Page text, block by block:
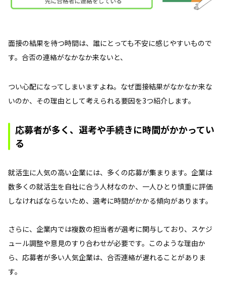
面接の結果を待つ時間は、誰にとっても不安に感じやすいもので
す。合否の連絡がなかなか来ないと、
つい心配になってしまいますよね。なぜ面接結果がなかなか来な
いのか、その理由として考えられる要因を3つ紹介します。
応募者が多く、選考や手続きに時間がかかってい
る
就活生に人気の高い企業には、多くの応募が集まります。企業は
数多くの就活生を自社に合う人材なのか、一人ひとり慎重に評価
しなければならないため、選考に時間がかかる傾向があります。
さらに、企業内では複数の担当者が選考に関与しており、スケジ
ュール調整や意見のすり合わせが必要です。このような理由か
ら、応募者が多い人気企業は、合否連絡が遅れることがありま
す。